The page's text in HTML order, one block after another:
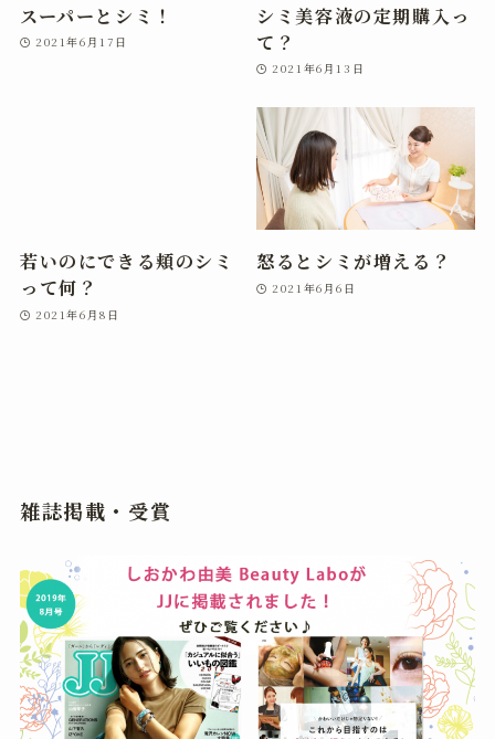
スーパーとシミ！
2021年6月17日
シミ美容液の定期購入っ
て？
2021年6月13日
若いのにできる頬のシミ
って何？
2021年6月8日
怒るとシミが増える？
2021年6月6日
雑誌掲載・受賞